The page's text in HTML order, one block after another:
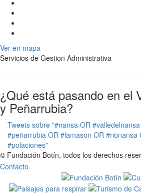
Ver en mapa
Servicios de Gestion Administrativa
¿Qué está pasando en el
y Peñarrubia?
Tweets sobre "#nansa OR
#peñarrubia OR #lamason OR #rionansa
#polaciones"
© Fundación Botín, todos los derechos
Contacto